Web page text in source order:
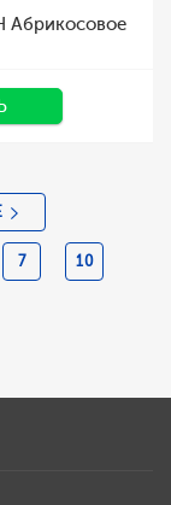
Абрикосовое
7 10